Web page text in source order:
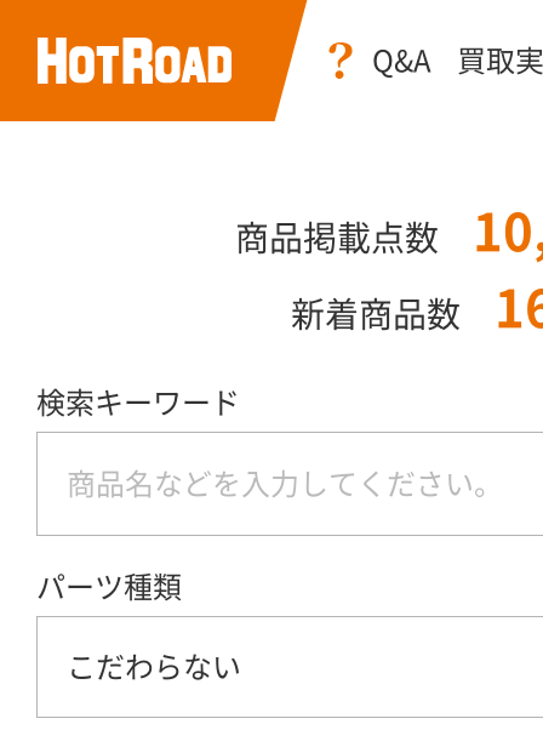
Q&A 買取
商品掲載点数
新着商品数
検索キーワード
パーツ種類
こだわらない